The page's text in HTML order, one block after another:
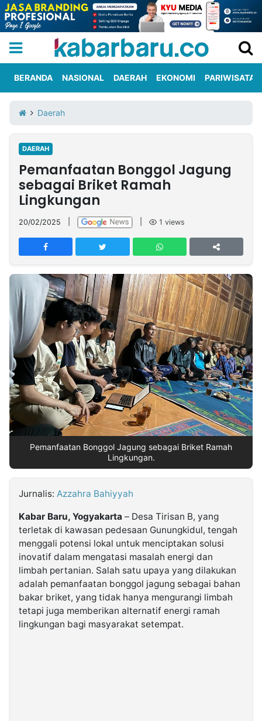
Iklan
Berita
Kami
Nasional
International
Olahraga
Entertainment
Daerah
Pariwisata
Kuliner
Kolom
Network
PT
TREETAN
INDONESIA
Partner
Insight
NTB
Suara
Time
Lens
IDN
Daily
Jogja
Jalan
Rakyat
Idealita
News
Kita
Notice
Dinamikapost.com
Radar
Baru
Seedbacklink
Follow
Kabarbaru
Kabarbaru.co
2026
Kabarbaru
Media
Holding
BERANDA NASIONAL DAERAH EKONOMI PARIWISATA
Daerah
DAERAH
Pemanfaatan Bonggol Jagung
sebagai Briket Ramah
Lingkungan
20/02/2025 1 views
Pemanfaatan Bonggol Jagung sebagai Briket Ramah
Lingkungan.
Jurnalis: Azzahra Bahiyyah
Kabar Baru, Yogyakarta – Desa Tirisan B, yang
terletak di kawasan pedesaan Gunungkidul, tengah
menggali potensi lokal untuk menciptakan solusi
inovatif dalam mengatasi masalah energi dan
limbah pertanian. Salah satu upaya yang dilakukan
adalah pemanfaatan bonggol jagung sebagai bahan
bakar briket, yang tidak hanya mengurangi limbah
tetapi juga memberikan alternatif energi ramah
lingkungan bagi masyarakat setempat.